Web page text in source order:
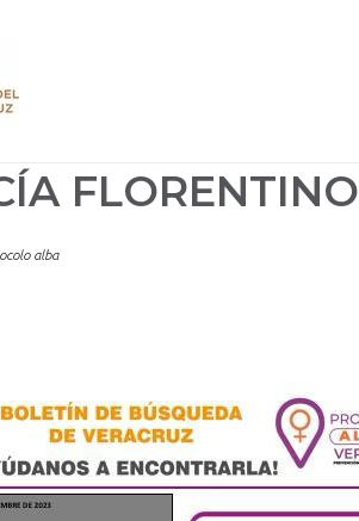
FLORENTINO
alba